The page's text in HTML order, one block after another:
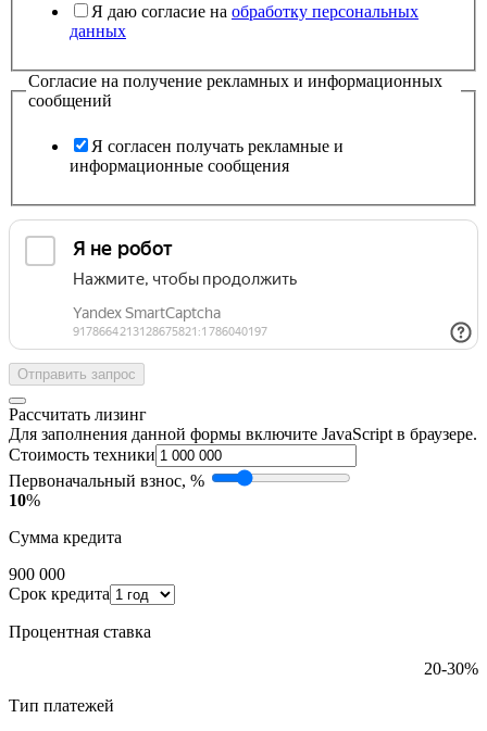
Я даю согласие на обработку персональных
данных
Согласие на получение рекламных и информационных
сообщений
Я согласен получать рекламные и
информационные сообщения
Отправить запрос
Рассчитать лизинг
Для заполнения данной формы включите JavaScript в браузере.
Стоимость техники
Первоначальный взнос, %
10%
Сумма кредита
900 000
Срок кредита
Процентная ставка
20-30%
Тип платежей